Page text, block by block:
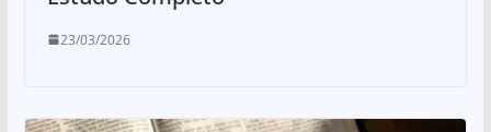
23/03/2026